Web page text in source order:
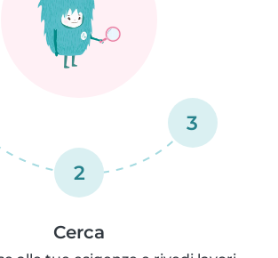
2
3
Cerca